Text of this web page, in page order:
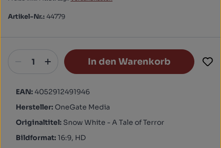
Artikel-Nr.: 44779
In den Warenkorb
EAN: 4052912491946
Hersteller: OneGate Media
Originaltitel: Snow White - A Tale of Terror
Bildformat: 16:9, HD